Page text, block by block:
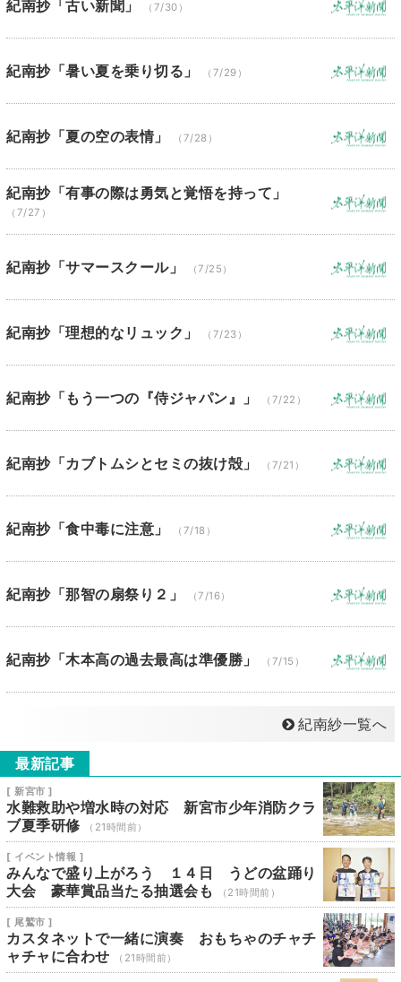
紀南抄「古い新聞」 （7/30）
紀南抄「暑い夏を乗り切る」 （7/29）
紀南抄「夏の空の表情」 （7/28）
紀南抄「有事の際は勇気と覚悟を持って」
（7/27）
紀南抄「サマースクール」 （7/25）
紀南抄「理想的なリュック」 （7/23）
紀南抄「もう一つの『侍ジャパン』」 （7/22）
紀南抄「カブトムシとセミの抜け殻」 （7/21）
紀南抄「食中毒に注意」 （7/18）
紀南抄「那智の扇祭り２」 （7/16）
紀南抄「木本高の過去最高は準優勝」 （7/15）
紀南紗一覧へ
最新記事
[ 新宮市 ]
水難救助や増水時の対応 新宮市少年消防クラ
ブ夏季研修
（21時間前）
[ イベント情報 ]
みんなで盛り上がろう １４日 うどの盆踊り
大会 豪華賞品当たる抽選会も
（21時間前）
[ 尾鷲市 ]
カスタネットで一緒に演奏 おもちゃのチャチ
ャチャに合わせ
（21時間前）